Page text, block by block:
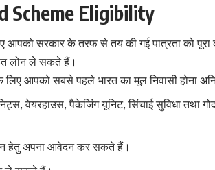
Scheme Eligibility
सरकार के तरफ से तय की गई पात्रता को पूरा
लोन ले सकते हैं।
आपको सबसे पहले भारत का मूल निवासी होना
वेयरहाउस, पैकेजिंग यूनिट, सिंचाई सुविधा तथा
हेतु अपना आवेदन कर सकते हैं।